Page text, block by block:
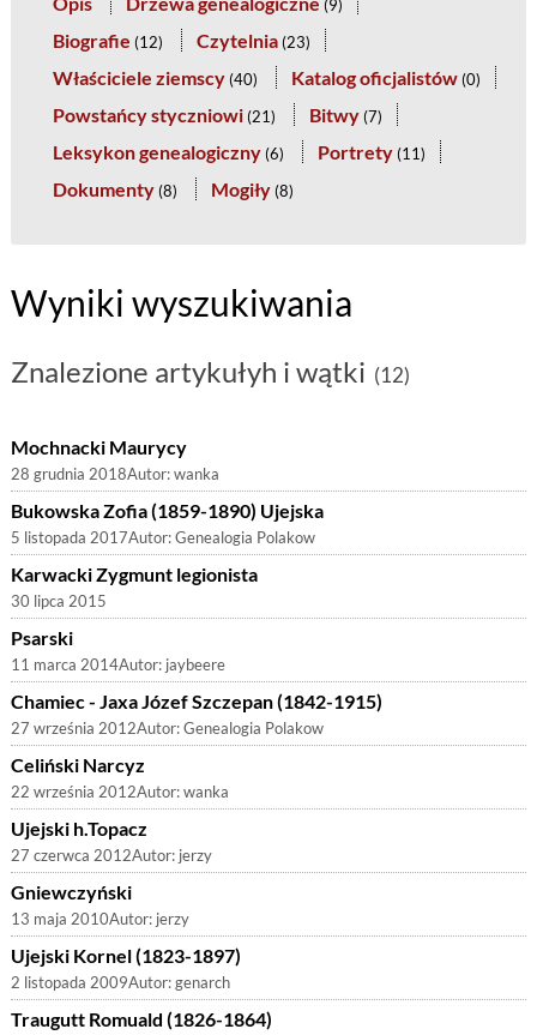
(9)
Biografie (12) Czytelnia (23)
Właściciele ziemscy (40) Katalog oficjalistów (0)
Powstańcy styczniowi (21) Bitwy (7)
Leksykon genealogiczny (6) Portrety (11)
Dokumenty (8) Mogiły (8)
Wyniki wyszukiwania
Znalezione artykułyh i wątki (12)
Mochnacki Maurycy
28 grudnia 2018Autor:wanka
Bukowska Zofia (1859-1890) Ujejska
5 listopada 2017Autor:Genealogia Polakow
Karwacki Zygmunt legionista
30 lipca 2015
Psarski
11 marca 2014Autor: jaybeere
Chamiec - Jaxa Józef Szczepan (1842-1915)
27 września 2012Autor:Genealogia Polakow
Celiński Narcyz
22 września 2012Autor:wanka
Ujejski h.Topacz
27 czerwca 2012Autor: jerzy
Gniewczyński
13 maja 2010Autor: jerzy
Ujejski Kornel (1823-1897)
2 listopada 2009Autor:genarch
Traugutt Romuald (1826-1864)